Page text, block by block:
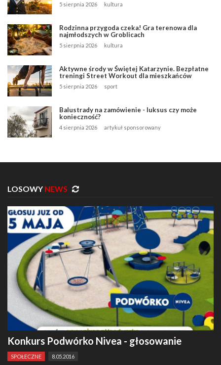
5 sierpnia 2026 kultura
Rodzinna przygoda czeka! Gra terenowa dla
najmłodszych w Groblicach
5 sierpnia 2026 kultura
Aktywne środy w Świętej Katarzynie. Bezpłatne
treningi Street Workout dla mieszkańców
5 sierpnia 2026 sport
Balustrady na zamówienie - luksus czy może
konieczność?
4 sierpnia 2026 artykuł sponsorowany
LOSOWY NEWS
Konkurs Podwórko Nivea - głosowanie
SPOŁECZNE 8.05.2016